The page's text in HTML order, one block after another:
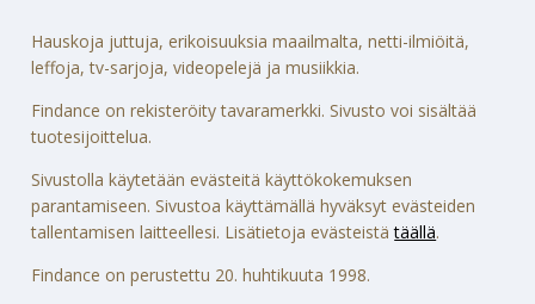
Hauskoja juttuja, erikoisuuksia maailmalta, netti-ilmiöitä,
leffoja, tv-sarjoja, videopelejä ja musiikkia.
Findance on rekisteröity tavaramerkki. Sivusto voi sisältää
tuotesijoittelua.
Sivustolla käytetään evästeitä käyttökokemuksen
parantamiseen. Sivustoa käyttämällä hyväksyt evästeiden
tallentamisen laitteellesi. Lisätietoja evästeistätäällä.
Findance on perustettu 20. huhtikuuta 1998.